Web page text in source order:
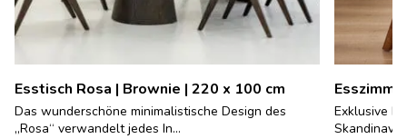
Esstisch Rosa | Brownie | 220 x 100 cm
Das wunderschöne minimalistische Design des
„Rosa“ verwandelt jedes In...
Exklusive